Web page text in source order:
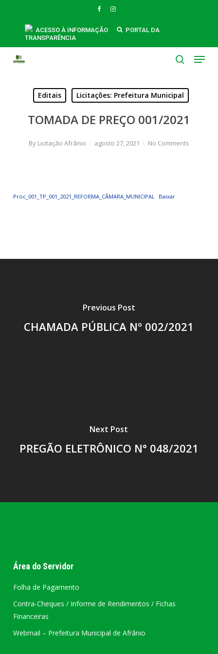
FACEBOOKINSTAGRAM
ACESSO À INFORMAÇÃO
PORTAL DA
TRANSPARÊNCIA
Menu
Editais Licitações: Prefeitura Municipal
TOMADA DE PREÇO 001/2021
By Licitação Afrânio agosto 27, 2021 No Comments
Proc_001_TP_001_2021_REFORMA_CÂMARA_MUNICIPAL Baixar
Previous Post
CHAMADA PÚBLICA Nº 002/2021
Next Post
PREGÃO ELETRÔNICO N° 048/2021
Área do Servidor
Folha de Pagamento
Contra-Cheques / Informe de Rendimentos / Fichas
Financeiras
Webmail – Prefeitura Municipal de Afrânio